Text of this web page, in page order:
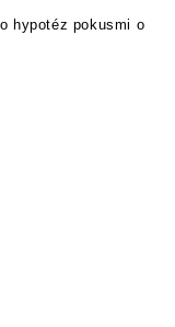
hypotéz pokusmi o